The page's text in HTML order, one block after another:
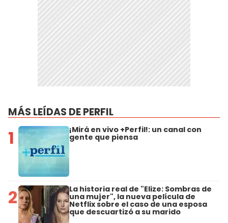
MÁS LEÍDAS DE PERFIL
1 ¡Mirá en vivo +Perfil!: un canal con
gente que piensa
2 La historia real de "Elize: Sombras de
una mujer", la nueva película de
Netflix sobre el caso de una esposa
que descuartizó a su marido